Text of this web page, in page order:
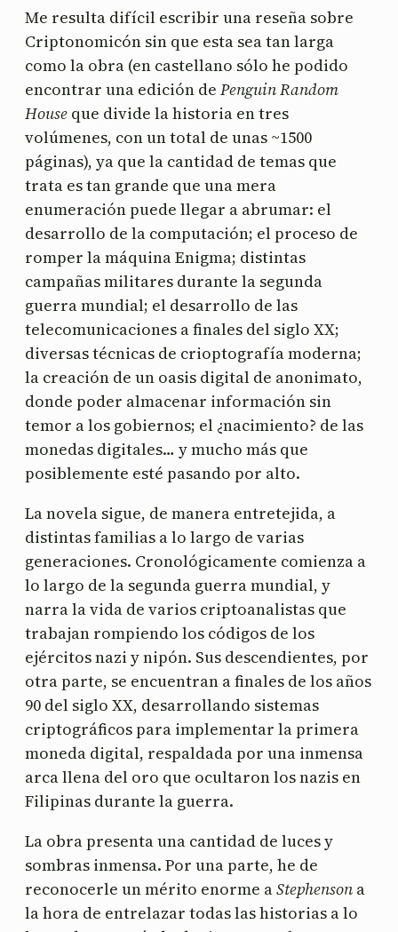
Me resulta difícil escribir una reseña sobre
Criptonomicón sin que esta sea tan larga
como la obra (en castellano sólo he podido
encontrar una edición de Penguin Random
House que divide la historia en tres
volúmenes, con un total de unas ~1500
páginas), ya que la cantidad de temas que
trata es tan grande que una mera
enumeración puede llegar a abrumar: el
desarrollo de la computación; el proceso de
romper la máquina Enigma; distintas
campañas militares durante la segunda
guerra mundial; el desarrollo de las
telecomunicaciones a finales del siglo XX;
diversas técnicas de crioptografía moderna;
la creación de un oasis digital de anonimato,
donde poder almacenar información sin
temor a los gobiernos; el ¿nacimiento? de las
monedas digitales… y mucho más que
posiblemente esté pasando por alto.
La novela sigue, de manera entretejida, a
distintas familias a lo largo de varias
generaciones. Cronológicamente comienza a
lo largo de la segunda guerra mundial, y
narra la vida de varios criptoanalistas que
trabajan rompiendo los códigos de los
ejércitos nazi y nipón. Sus descendientes, por
otra parte, se encuentran a finales de los años
90 del siglo XX, desarrollando sistemas
criptográficos para implementar la primera
moneda digital, respaldada por una inmensa
arca llena del oro que ocultaron los nazis en
Filipinas durante la guerra.
La obra presenta una cantidad de luces y
sombras inmensa. Por una parte, he de
reconocerle un mérito enorme aStephenson a
la hora de entrelazar todas las historias a lo